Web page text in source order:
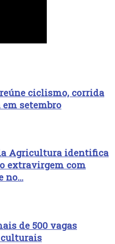
ciclismo, corrida
setembro
Agricultura identifica
extravirgem com
no...
de 500 vagas